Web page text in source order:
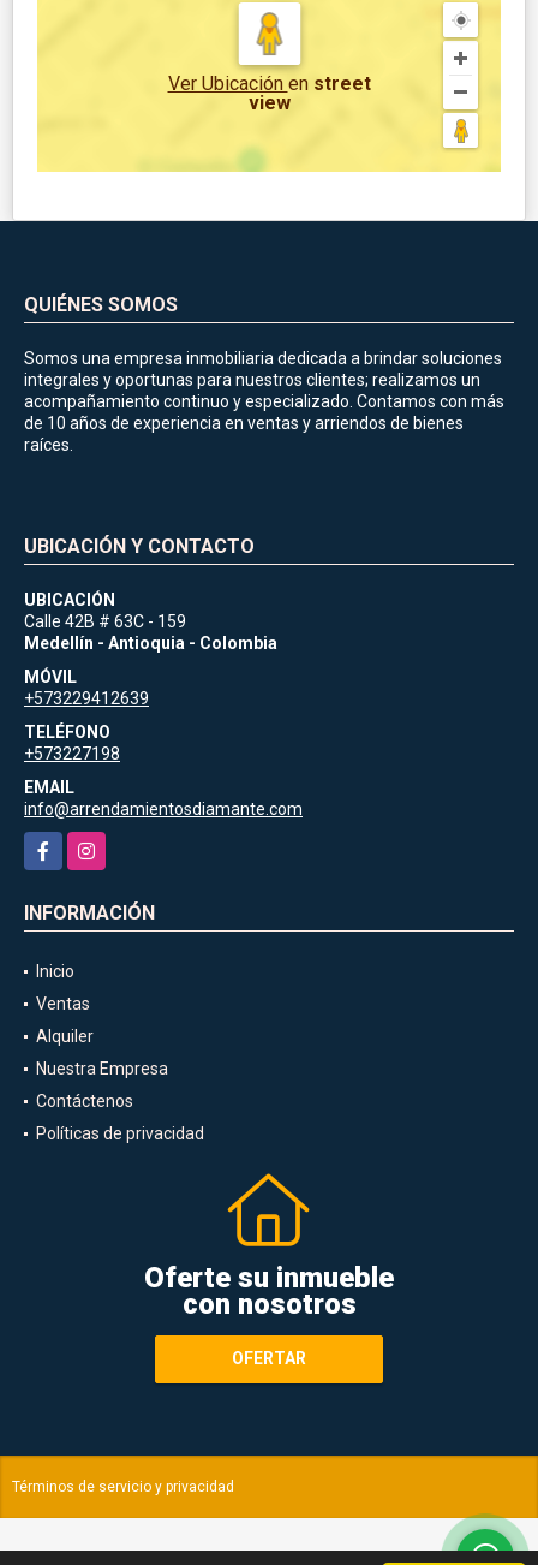
Ver Ubicación en street
view
QUIÉNES SOMOS
Somos una empresa inmobiliaria dedicada a brindar soluciones
integrales y oportunas para nuestros clientes; realizamos un
acompañamiento continuo y especializado. Contamos con más
de 10 años de experiencia en ventas y arriendos de bienes
raíces.
UBICACIÓN Y CONTACTO
UBICACIÓN
Calle 42B # 63C - 159
Medellín - Antioquia - Colombia
MÓVIL
+573229412639
TELÉFONO
+573227198
EMAIL
info@arrendamientosdiamante.com
FacebookInstagram
INFORMACIÓN
Inicio
Ventas
Alquiler
Nuestra Empresa
Contáctenos
Políticas de privacidad
Oferte su inmueble
con nosotros
OFERTAR
Términos de servicio y privacidad